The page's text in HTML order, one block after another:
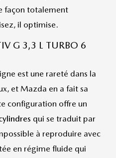
façon totalement
il optimise.
G 3,3 L TURBO 6
est une rareté dans la
et Mazda en a fait sa
configuration offre un
qui se traduit par
à reproduire avec
en régime fluide qui